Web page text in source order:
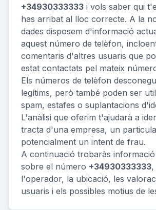
+34930333333 i vols saber qui
has arribat al lloc correcte. A la
dades disposem d'informació
aquest número de telèfon,
comentaris d'altres usuaris que
estat contactats pel mateix
Els números de telèfon
legítims, però també poden ser
spam, estafes o suplantacions
L'anàlisi que oferim t'ajudarà a
tracta d'una empresa, un
potencialment un intent de frau.
A continuació trobaràs informació
sobre el número +34930333333,
l'operador, la ubicació, les
usuaris i els possibles motius de